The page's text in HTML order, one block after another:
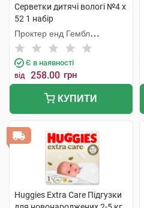
Cерветки дитячі вологі №4 х
52 1 набір
Проктер енд Гембл
Мануфекчурінг
Є в наявності
від 258.00 грн
КУПИТИ
Huggies Extra Care Підгузки